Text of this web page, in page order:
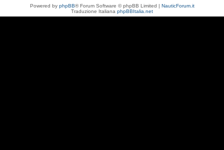
Powered by phpBB® Forum Software © phpBB Limited | NauticForum.it
Traduzione Italiana phpBBItalia.net